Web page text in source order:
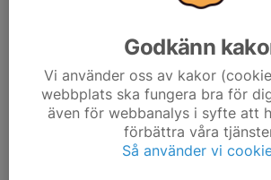
180905_Styrelsemöte Protokoll
181106_Styrelsemöte Protokoll
181203_Styrelsemöte_Protokoll
Godkänn
Vi använder oss av kakor
webbplats ska fungera bra för
även för webbanalys i syfte att
förbättra våra
Så använder vi